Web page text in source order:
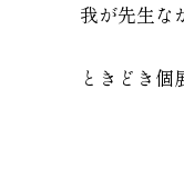
我が先生な
ときどき個